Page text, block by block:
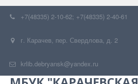
+7(48335) 2-10-62; +7(48335) 2-40-61
г. Карачев, пер. Свердлова, д. 2
krlib.debryansk@yandex.ru